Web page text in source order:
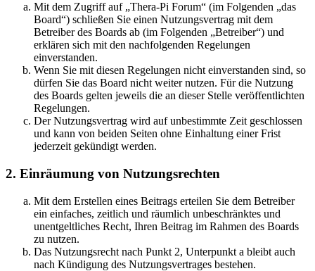
Mit dem Zugriff auf „Thera-Pi Forum“ (im Folgenden „das
Board“) schließen Sie einen Nutzungsvertrag mit dem
Betreiber des Boards ab (im Folgenden „Betreiber“) und
erklären sich mit den nachfolgenden Regelungen
einverstanden.
Wenn Sie mit diesen Regelungen nicht einverstanden sind, so
dürfen Sie das Board nicht weiter nutzen. Für die Nutzung
des Boards gelten jeweils die an dieser Stelle veröffentlichten
Regelungen.
Der Nutzungsvertrag wird auf unbestimmte Zeit geschlossen
und kann von beiden Seiten ohne Einhaltung einer Frist
jederzeit gekündigt werden.
2. Einräumung von Nutzungsrechten
Mit dem Erstellen eines Beitrags erteilen Sie dem Betreiber
ein einfaches, zeitlich und räumlich unbeschränktes und
unentgeltliches Recht, Ihren Beitrag im Rahmen des Boards
zu nutzen.
Das Nutzungsrecht nach Punkt 2, Unterpunkt a bleibt auch
nach Kündigung des Nutzungsvertrages bestehen.